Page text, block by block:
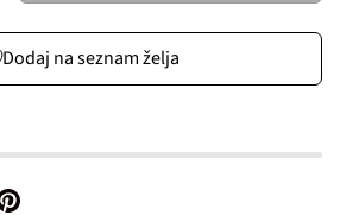
Dodaj na seznam želja